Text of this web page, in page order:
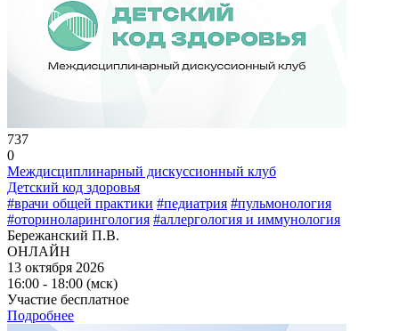
737
0
Междисциплинарный дискуссионный клуб
Детский код здоровья
#врачи общей практики #педиатрия #пульмонология
#оториноларингология #аллергология и иммунология
Бережанский П.В.
ОНЛАЙН
13 октября 2026
16:00 - 18:00 (мск)
Участие бесплатное
Подробнее